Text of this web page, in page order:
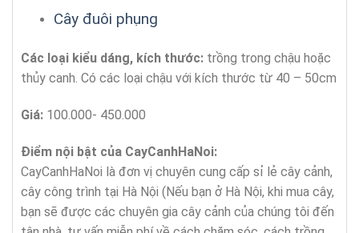
Cây đuôi phụng
Các loại kiểu dáng, kích thước: trồng trong chậu hoặc
thủy canh. Có các loại chậu với kích thước từ 40 – 50cm
Giá: 100.000- 450.000
Điểm nội bật của CayCanhHaNoi:
CayCanhHaNoi là đơn vị chuyên cung cấp sỉ lẻ cây cảnh,
cây công trình tại Hà Nội (Nếu bạn ở Hà Nội, khi mua cây,
bạn sẽ được các chuyên gia cây cảnh của chúng tôi đến